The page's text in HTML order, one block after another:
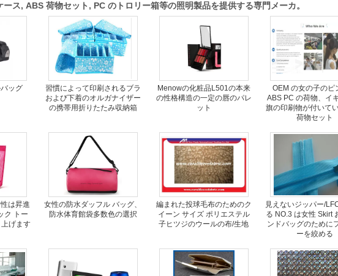
ース, ABS 荷物セット, PC のトロリー箱等の照明製品を提供する専門メーカ。
ッグ
習慣によって印刷されるブラ
および下着のオルガナイザー
の携帯用折りたたみ収納箱
Menowの化粧品L501の本来
の性格構造の一定の唇のパレ
ット
OEM の女の子のピ
ABS PC の荷物、イ
旗の印刷物が付いて
荷物セット
は昇進
ク トー
上げます
女性の防水ダッフル バッグ、
防水体育館袋多数色の選択
編まれた投球毛布のためのク
イーン サイズ ポリエステル
子ヒツジのウールの布/生地
見えないジッパー/
る NO.3 は女性 Skirt
ンドバッグのために
ーを絞める